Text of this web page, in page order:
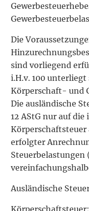
Die
sind vorliegend
i.H.v. 100
Körperschaft- und
Die ausländische
12 AStG nur auf die
Körperschaftsteuer
erfolgter
Ausländische